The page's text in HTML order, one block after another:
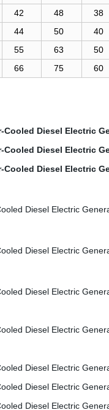
42 48
38
44 50
40
55 63
50
66 75 60